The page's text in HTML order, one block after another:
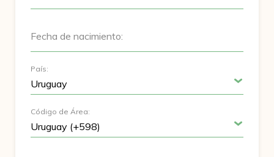
Fecha de nacimiento:
País:
Código de Área: